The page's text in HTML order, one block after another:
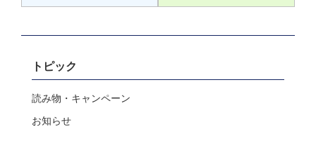
トピック
読み物・キャンペーン
お知らせ